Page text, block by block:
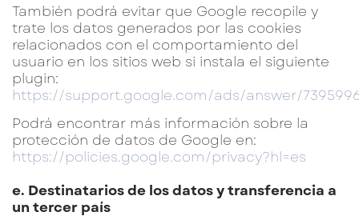
También podrá evitar que Google recopile y
trate los datos generados por las cookies
relacionados con el comportamiento del
usuario en los sitios web si instala el siguiente
plugin:
https://support.google.com/ads/answer/
Podrá encontrar más información sobre la
protección de datos de Google en:
https://policies.google.com/privacy?hl=es
e. Destinatarios de los datos y transferencia a
un tercer país